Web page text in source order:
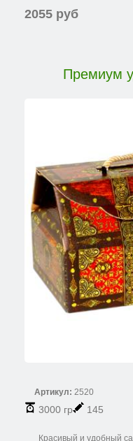
2055 руб
Премиум
Артикул: 2520
3000 гр 145
Красивый и удобный